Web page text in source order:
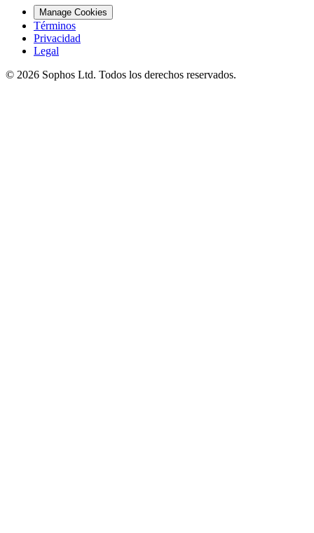
Manage Cookies
Términos
Privacidad
Legal
© 2026 Sophos Ltd. Todos los derechos reservados.